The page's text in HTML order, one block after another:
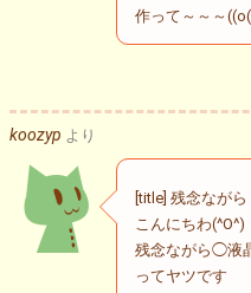
作って～～～
koozyp より
[title] 残念ながら
こんにちわ(^O^)
残念ながら◯液
ってヤツです